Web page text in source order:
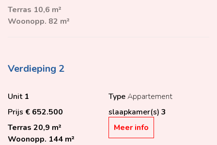
Terras 10,6 m²
Woonopp. 82 m²
Verdieping 2
Unit1 TypeAppartement
Prijs € 652.500 slaapkamer(s) 3
Terras 20,9 m²
Woonopp. 144 m²
Meer info